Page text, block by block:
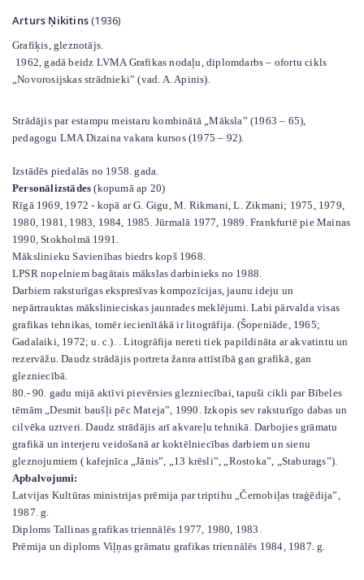
Arturs Ņikitins(1936)
Grafiķis, gleznotājs.
1962, gadā beidz LVMA Grafikas nodaļu, diplomdarbs – ofortu cikls
„Novorosijskas strādnieki” (vad. A. Apinis).
Strādājis par estampu meistaru kombinātā „Māksla” (1963 – 65),
pedagogu LMA Dizaina vakara kursos (1975 – 92).
Izstādēs piedalās no 1958. gada.
Personālizstādes(kopumā ap 20)
Rīgā 1969, 1972 - kopā ar G. Gigu, M. Rikmani, L. Zikmani; 1975, 1979,
1980, 1981, 1983, 1984, 1985. Jūrmalā 1977, 1989. Frankfurtē pie Mainas
1990, Stokholmā 1991.
Mākslinieku Savienības biedrs kopš 1968.
LPSR nopelniem bagātais mākslas darbinieks no 1988.
Darbiem raksturīgas ekspresīvas kompozīcijas, jaunu ideju un
nepārtrauktas mākslinieciskas jaunrades meklējumi. Labi pārvalda visas
grafikas tehnikas, tomēr iecienītākā ir litogrāfija. (Šopeniāde, 1965;
Gadalaiki, 1972; u. c.). . Litogrāfija nereti tiek papildināta ar akvatintu un
rezervāžu. Daudz strādājis portreta žanra attīstībā gan grafikā, gan
glezniecībā.
80.- 90. gadu mijā aktīvi pievērsies glezniecībai, tapuši cikli par Bībeles
tēmām „Desmit baušļi pēc Mateja”, 1990. Izkopis sev raksturīgo dabas un
cilvēka uztveri. Daudz strādājis arī akvareļu tehnikā. Darbojies grāmatu
grafikā un interjeru veidošanā ar koktēlniecības darbiem un sienu
gleznojumiem ( kafejnīca „Jānis”, „13 krēsli”, „Rostoka”, „Staburags”).
Apbalvojumi:
Latvijas Kultūras ministrijas prēmija par triptihu „Černobiļas traģēdija”,
1987. g.
Diploms Tallinas grafikas triennālēs 1977, 1980, 1983.
Prēmija un diploms Viļņas grāmatu grafikas triennālēs 1984, 1987. g.